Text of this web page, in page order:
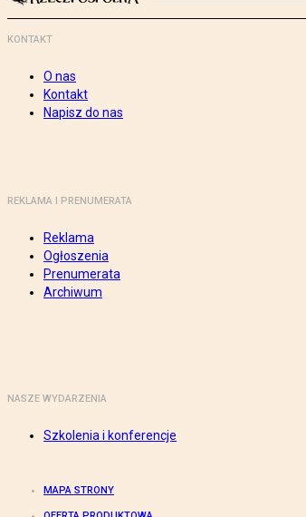
KONTAKT
O nas
Kontakt
Napisz do nas
REKLAMA I PRENUMERATA
Reklama
Ogłoszenia
Prenumerata
Archiwum
NASZE WYDARZENIA
Szkolenia i konferencje
MAPA STRONY